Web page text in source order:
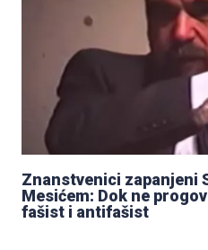
Znanstvenici zapanjeni
Mesićem: Dok ne
fašist i antifašist